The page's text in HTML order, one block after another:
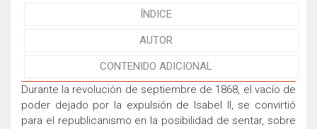
ÍNDICE
AUTOR
CONTENIDO ADICIONAL
Durante la revolución de septiembre de 1868, el vacío de
poder dejado por la expulsión de Isabel II, se convirtió
para el republicanismo en la posibilidad de sentar, sobre